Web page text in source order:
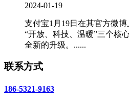
2024-01-19
支付宝1月19日在其官方微
“开放、科技、温暖”三个核
全新的升级。......
联系方式
186-5321-9163